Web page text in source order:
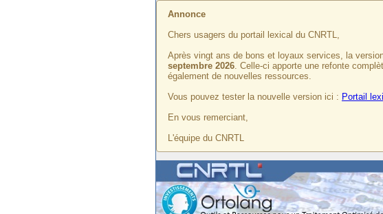
Annonce
Chers usagers du portail lexical du CNRTL,
Après vingt ans de bons et loyaux services, la
septembre 2026. Celle-ci apporte une refonte
également de nouvelles ressources.
Vous pouvez tester la nouvelle version ici : Portail
En vous remerciant,
L'équipe du CNRTL